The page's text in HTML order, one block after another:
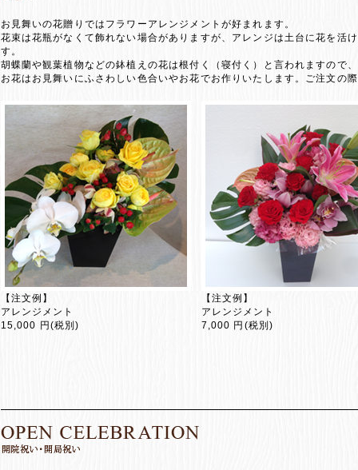
お見舞いの花贈りではフラワーアレンジメントが好まれます。
花束は花瓶がなくて飾れない場合がありますが、アレンジは土台に花を活
す。
胡蝶蘭や観葉植物などの鉢植えの花は根付く（寝付く）と言われますので
お花はお見舞いにふさわしい色合いやお花でお作りいたします。ご注文の
【注文例】
アレンジメント
15,000 円(税別)
【注文例】
アレンジメント
7,000 円(税別)